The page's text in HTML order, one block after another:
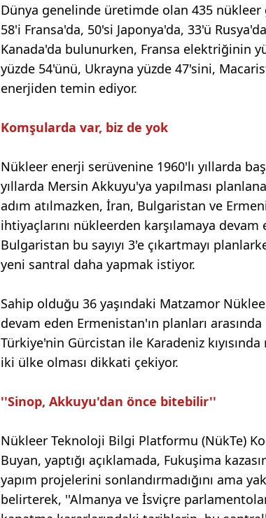
Dünya genelinde üretimde olan 435
58'i Fransa'da, 50'si Japonya'da, 33'ü
Kanada'da bulunurken, Fransa elektriğinin
yüzde 54'ünü, Ukrayna yüzde 47'sini,
enerjiden temin ediyor.
Komşularda var, biz de yok
Nükleer enerji serüvenine 1960'lı yıllarda
yıllarda Mersin Akkuyu'ya yapılması
adım atılmazken, İran, Bulgaristan ve
ihtiyaçlarını nükleerden karşılamaya
Bulgaristan bu sayıyı 3'e çıkartmayı
yeni santral daha yapmak istiyor.
Sahip olduğu 36 yaşındaki Matzamor
devam eden Ermenistan'ın planları
Türkiye'nin Gürcistan ile Karadeniz
iki ülke olması dikkati çekiyor.
''Sinop, Akkuyu'dan önce bitebilir''
Nükleer Teknoloji Bilgi Platformu (NükTe)
Buyan, yaptığı açıklamada, Fukuşima
yapım projelerini sonlandırmadığını ama
belirterek, ''Almanya ve İsviçre